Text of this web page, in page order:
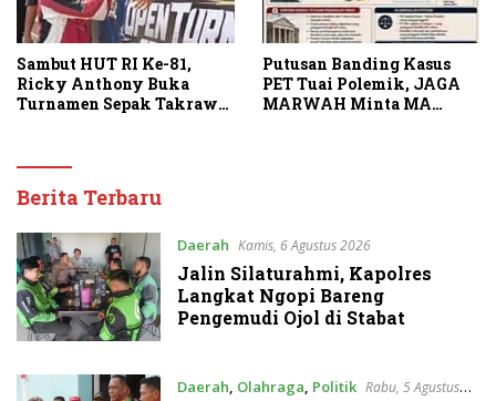
Sambut HUT RI Ke-81,
Ricky Anthony Buka
Turnamen Sepak Takraw
Putusan Banding Kasus
PET Tuai Polemik, JAGA
MARWAH Minta MA
Suarakan
Berita Terbaru
Daerah Kamis, 6 Agustus 2026
Jalin Silaturahmi, Kapolres
Langkat Ngopi Bareng
Pengemudi Ojol di Stabat
Daerah, Olahraga, Politik Rabu, 5 Agustus